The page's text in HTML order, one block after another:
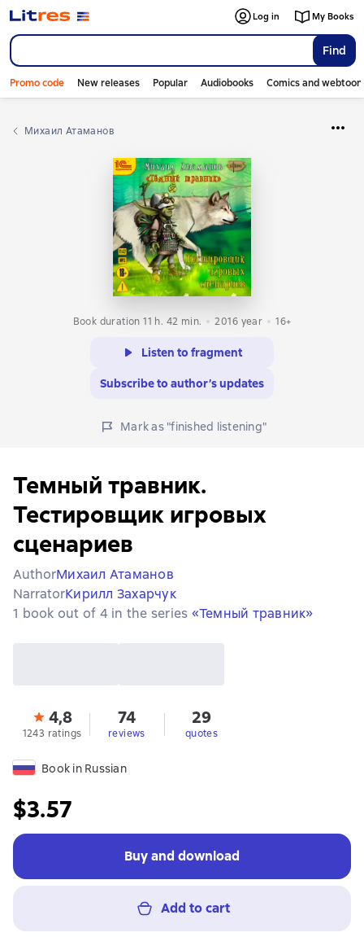
Find
Log in My Books
Promo code New releases Popular Audiobooks Comics and
Михаил Атаманов
Book duration 11 h. 42 min. 2016 year 16+
Listen to fragment
Subscribe to author’s updates
Mark as "finished listening"
Темный травник.
Тестировщик игровых
сценариев
AuthorМихаил Атаманов
NarratorКирилл Захарчук
1 book out of 4 in the series «Темный травник»
4,8
1243 ratings
74
reviews
29
quotes
Book in Russian
$3.57
Buy and download
Add to cart